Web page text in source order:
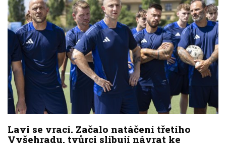
Lavi se vrací. Začalo natáčení třetího
Vyšehradu, tvůrci slibují návrat ke